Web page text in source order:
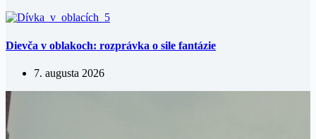
Dievča v oblakoch: rozprávka o sile fantázie
7. augusta 2026